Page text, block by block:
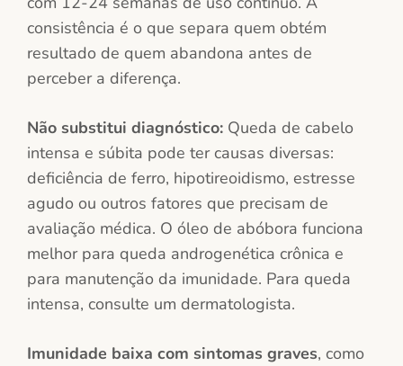
consistência é o que separa quem obtém
resultado de quem abandona antes de
perceber a diferença.
Não substitui diagnóstico: Queda de cabelo
intensa e súbita pode ter causas diversas:
deficiência de ferro, hipotireoidismo, estresse
agudo ou outros fatores que precisam de
avaliação médica. O óleo de abóbora funciona
melhor para queda androgenética crônica e
para manutenção da imunidade. Para queda
intensa, consulte um dermatologista.
Imunidade baixa com sintomas graves, como